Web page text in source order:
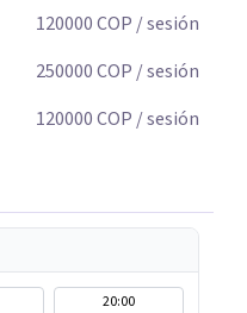
120000COP / sesión
250000COP / sesión
120000COP / sesión
20:00